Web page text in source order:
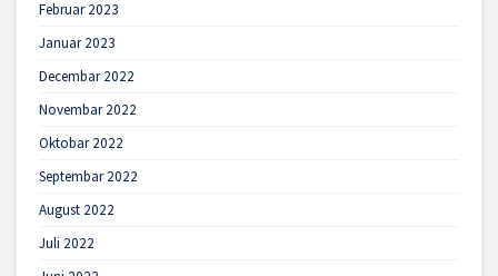
Februar 2023
Januar 2023
Decembar 2022
Novembar 2022
Oktobar 2022
Septembar 2022
August 2022
Juli 2022